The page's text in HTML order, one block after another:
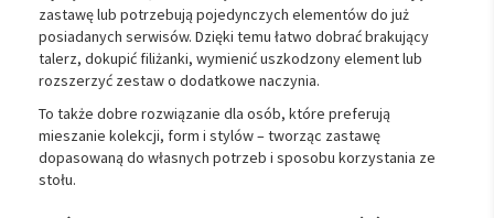
zastawę lub potrzebują pojedynczych elementów do już
posiadanych serwisów. Dzięki temu łatwo dobrać brakujący
talerz, dokupić filiżanki, wymienić uszkodzony element lub
rozszerzyć zestaw o dodatkowe naczynia.
To także dobre rozwiązanie dla osób, które preferują
mieszanie kolekcji, form i stylów – tworząc zastawę
dopasowaną do własnych potrzeb i sposobu korzystania ze
stołu.